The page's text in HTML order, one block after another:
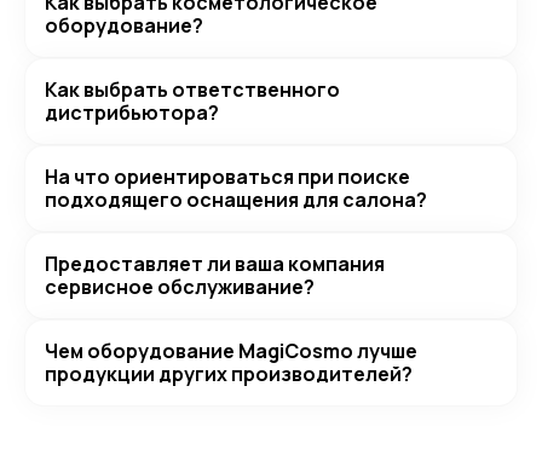
оборудование?
Как выбрать ответственного
дистрибьютора?
На что ориентироваться при поиске
подходящего оснащения для салона?
Предоставляет ли ваша компания
сервисное обслуживание?
Чем оборудование MagiCosmo лучше
продукции других производителей?